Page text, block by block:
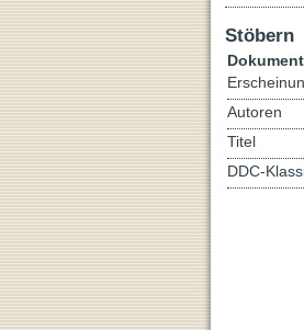
Stöbern
Autoren
Titel
DDC-